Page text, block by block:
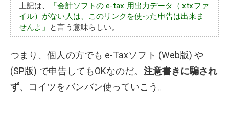
上記は、
「会計ソフトの e-tax 用出力データ（.xtxファ
イル）がない人は、このリンクを使った申告は出来ま
せんよ」 と言う意味らしい。
つまり、個人の方でも e-Taxソフト (Web版) や
(SP版) で申告してもOKなのだ。 注意書きに騙され
ず、コイツをバンバン使っていこう。